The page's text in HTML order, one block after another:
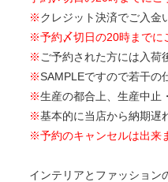
※クレジット決済でご入金
※予約〆切日の20時までに
※ ご予約された方には入荷
※SAMPLEですので若干の
※生産の都合上、生産中止
※基本的に当店から納期遅
※予約のキャンセルは出来
インテリアとファッション